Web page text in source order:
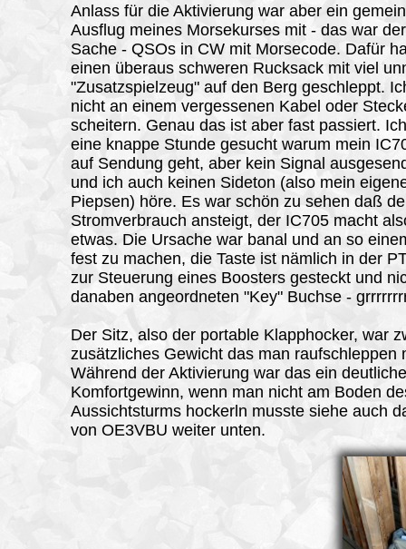
Anlass für die Aktivierung war aber ein
Ausflug meines Morsekurses mit - das war
Sache - QSOs in CW mit Morsecode. Dafür
einen überaus schweren Rucksack mit viel
"Zusatzspielzeug" auf den Berg geschleppt.
nicht an einem vergessenen Kabel oder
scheitern. Genau das ist aber fast passiert.
eine knappe Stunde gesucht warum mein
auf Sendung geht, aber kein Signal
und ich auch keinen Sideton (also mein
Piepsen) höre. Es war schön zu sehen daß
Stromverbrauch ansteigt, der IC705 macht
etwas. Die Ursache war banal und an so
fest zu machen, die Taste ist nämlich in der
zur Steuerung eines Boosters gesteckt und
danaben angeordneten "Key" Buchse -
Der Sitz, also der portable Klapphocker, war
zusätzliches Gewicht das man raufschleppen
Während der Aktivierung war das ein
Komfortgewinn, wenn man nicht am Boden
Aussichtsturms hockerln musste siehe auch
von OE3VBU weiter unten.